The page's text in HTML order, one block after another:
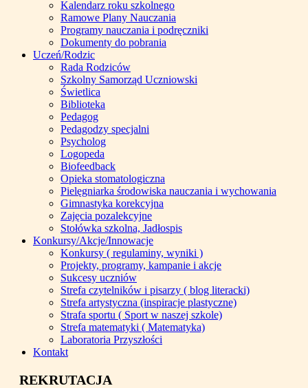
Kalendarz roku szkolnego
Ramowe Plany Nauczania
Programy nauczania i podręczniki
Dokumenty do pobrania
Uczeń/Rodzic
Rada Rodziców
Szkolny Samorząd Uczniowski
Świetlica
Biblioteka
Pedagog
Pedagodzy specjalni
Psycholog
Logopeda
Biofeedback
Opieka stomatologiczna
Pielęgniarka środowiska nauczania i wychowania
Gimnastyka korekcyjna
Zajęcia pozalekcyjne
Stołówka szkolna, Jadłospis
Konkursy/Akcje/Innowacje
Konkursy ( regulaminy, wyniki )
Projekty, programy, kampanie i akcje
Sukcesy uczniów
Strefa czytelników i pisarzy ( blog literacki)
Strefa artystyczna (inspiracje plastyczne)
Strafa sportu ( Sport w naszej szkole)
Strefa matematyki ( Matematyka)
Laboratoria Przyszłości
Kontakt
REKRUTACJA